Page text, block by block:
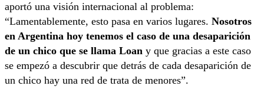
aportó una visión internacional al problema:
“Lamentablemente, esto pasa en varios lugares. Nosotros
en Argentina hoy tenemos el caso de una desaparición
de un chico que se llama Loan y que gracias a este caso
se empezó a descubrir que detrás de cada desaparición de
un chico hay una red de trata de menores”.